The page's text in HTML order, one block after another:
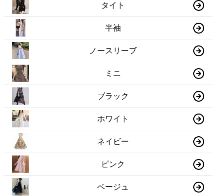
タイト
半袖
ノースリーブ
ミニ
ブラック
ホワイト
ネイビー
ピンク
ベージュ